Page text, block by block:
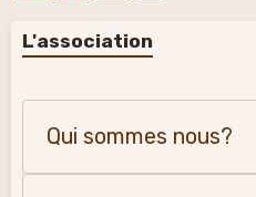
L'association
Qui sommes nous?